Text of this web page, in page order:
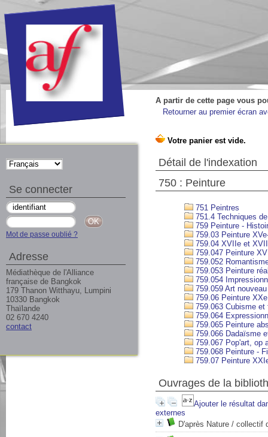
A partir de cette page vous
Retourner au premier écran
Détail de l'indexation
750 : Peinture
751 Peintres
751.4 Techniques
759 Peinture -
759.03 Peinture
759.04 XVIIe et
759.047 Peinture
759.052
759.053 Peinture
759.054
759.059 Art nouveau
759.06 Peinture
759.063 Cubisme et
759.064
759.065 Peinture
759.066 Dadaïsme
759.067 Pop'art, op
759.068 Peinture -
759.07 Peinture
Ouvrages de la
Ajouter le résultat
externes
D'après Nature / collectif
Se connecter
Mot de passe oublié ?
Adresse
Médiathèque de l'Alliance
française de Bangkok
179 Thanon Witthayu, Lumpini
10330 Bangkok
Thaïlande
02 670 4240
contact